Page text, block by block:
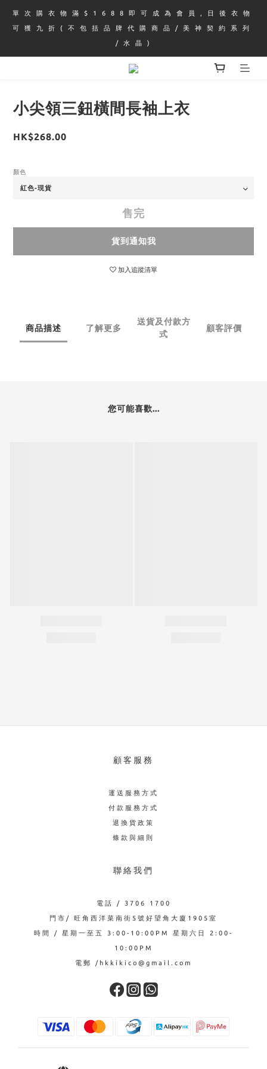
單 次 購 衣 物 滿 $ 1 6 8 8 即 可 成 為 會 員 , 日 後 衣 物
可 獲 九 折 ( 不 包 括 品 牌 代 購 商 品 / 美 神 契 約 系 列
/ 水 晶 )
小尖領三鈕橫間長袖上衣
HK$268.00
顏色
售完
貨到通知我
加入追蹤清單
商品描述 了解更多
送貨及付款方
式
顧客評價
您可能喜歡...
顧客服務
運送服務方式
付款服務方式
退換貨政策
條款與細則
聯絡我們
電話 / 3706 1700
門市/ 旺角西洋菜南街5號好望角大廈1905室
時間 / 星期一至五 3:00-10:00PM 星期六日 2:00-
10:00PM
電郵 /hkkikico@gmail.com